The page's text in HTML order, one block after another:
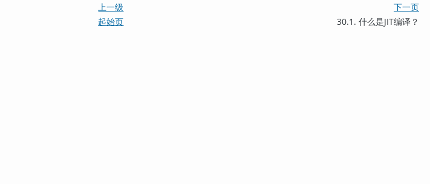
上一级
下一页
起始页 30.1. 什么是JIT编译？